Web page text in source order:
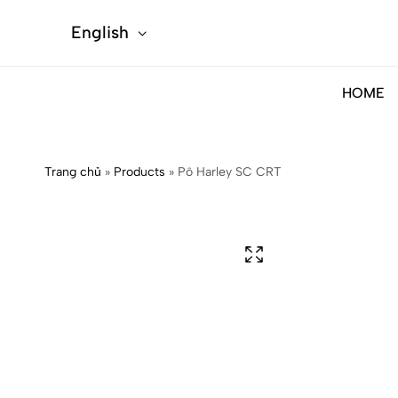
English
HOME
Trang chủ » Products » Pô Harley SC CRT